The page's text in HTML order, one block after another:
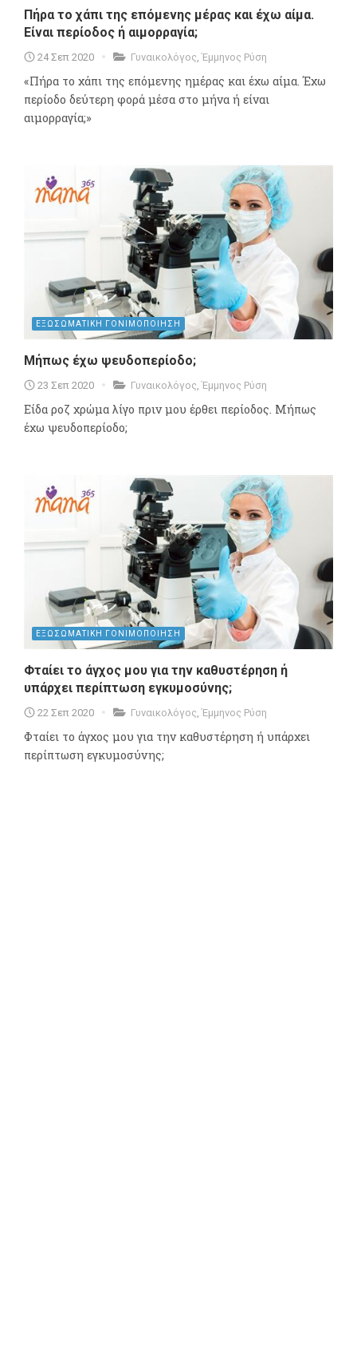
Πήρα το χάπι της επόμενης μέρας και έχω αίμα.
Είναι περίοδος ή αιμορραγία;
24 Σεπ 2020 Γυναικολόγος ,Έμμηνος Ρύση
«Πήρα το χάπι της επόμενης ημέρας και έχω αίμα. Έχω
περίοδο δεύτερη φορά μέσα στο μήνα ή είναι
αιμορραγία;»
ΕΞΩΣΩΜΑΤΙΚΗ ΓΟΝΙΜΟΠΟΙΗΣΗ
Μήπως έχω ψευδοπερίοδο;
23 Σεπ 2020 Γυναικολόγος ,Έμμηνος Ρύση
Είδα ροζ χρώμα λίγο πριν μου έρθει περίοδος. Μήπως
έχω ψευδοπερίοδο;
ΕΞΩΣΩΜΑΤΙΚΗ ΓΟΝΙΜΟΠΟΙΗΣΗ
Φταίει το άγχος μου για την καθυστέρηση ή
υπάρχει περίπτωση εγκυμοσύνης;
22 Σεπ 2020 Γυναικολόγος,Έμμηνος Ρύση
Φταίει το άγχος μου για την καθυστέρηση ή υπάρχει
περίπτωση εγκυμοσύνης;